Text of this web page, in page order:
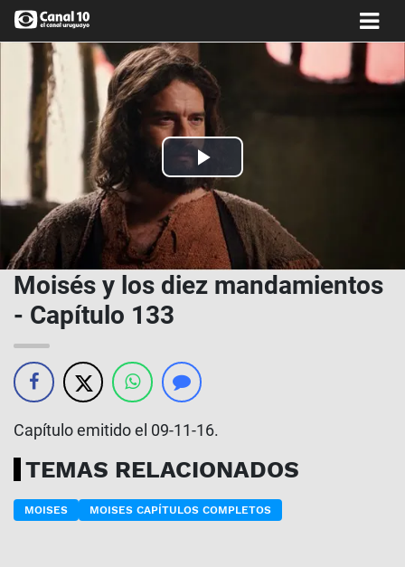
Play
Video
Moisés y los diez mandamientos
- Capítulo 133
Capítulo emitido el 09-11-16.
TEMAS RELACIONADOS
MOISES MOISES CAPÍTULOS COMPLETOS